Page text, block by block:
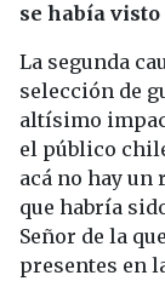
se había visto
La segunda
selección de
altísimo
el público
acá no hay un
que habría
Señor de la
presentes en